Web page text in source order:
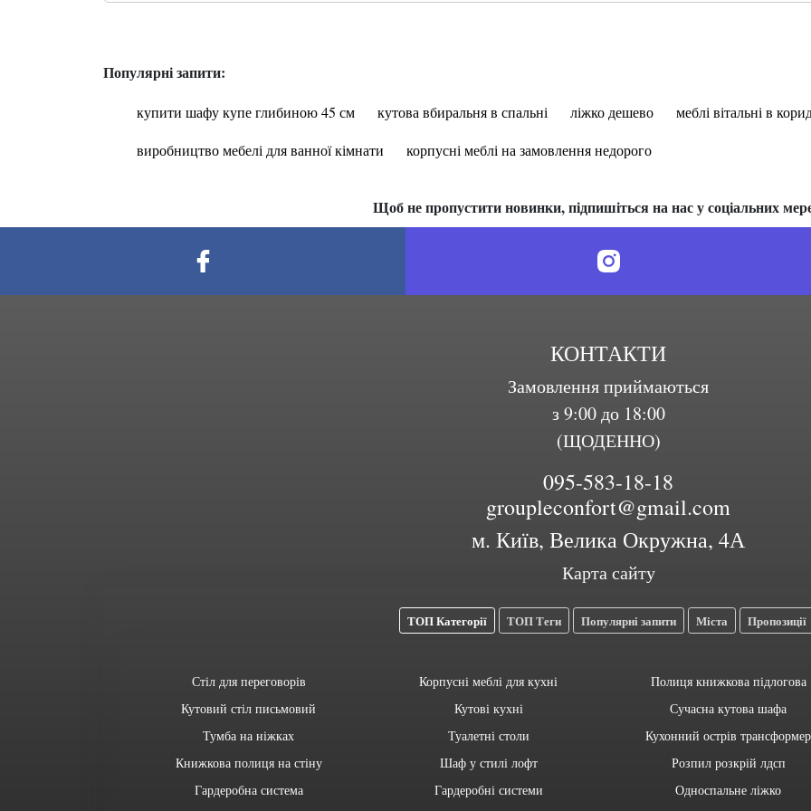
Популярні запити:
купити шафу купе глибиною 45 см кутова вбиральня в спальні ліжко дешево
меблі вітальні в
виробництво мебелі для ванної кімнати
корпусні меблі на замовлення недорого
Щоб не пропустити новинки, підпишіться на нас у соціальних
КОНТАКТИ
Замовлення приймаються
з 9:00 до 18:00
(ЩОДЕННО)
095-583-18-18
groupleconfort@gmail.com
м. Київ, Велика Окружна, 4А
Карта сайту
ТОП Категорії ТОП Теги Популярні запити Міста Пропозиції
Стіл для переговорів
Кутовий стіл письмовий
Тумба на ніжках
Книжкова полиця на стіну
Гардеробна система
Корпусні меблі для кухні
Кутові кухні
Туалетні столи
Шаф у стилі лофт
Гардеробні системи
Полиця книжкова підлогова
Сучасна кутова шафа
Кухонний острів трансформер
Розпил розкрій лдсп
Односпальне ліжко